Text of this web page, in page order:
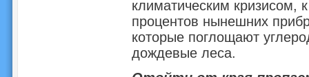
климатическим кризисом,
процентов нынешних
которые поглощают
дождевые леса.